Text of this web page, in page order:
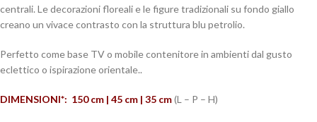
centrali. Le decorazioni floreali e le figure tradizionali su fondo giallo
creano un vivace contrasto con la struttura blu petrolio.
Perfetto come base TV o mobile contenitore in ambienti dal gusto
eclettico o ispirazione orientale..
DIMENSIONI*: 150 cm | 45 cm | 35 cm(L – P – H)